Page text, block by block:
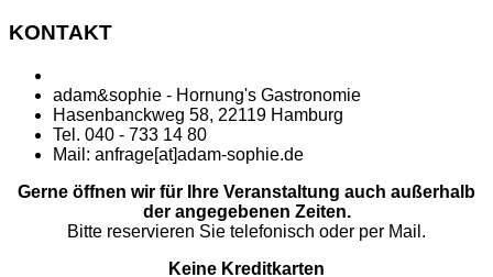
KONTAKT
adam&sophie - Hornung's Gastronomie
Hasenbanckweg 58, 22119 Hamburg
Tel. 040 - 733 14 80
Mail: anfrage[at]adam-sophie.de
Gerne öffnen wir für Ihre Veranstaltung auch außerhalb
der angegebenen Zeiten.
Bitte reservieren Sie telefonisch oder per Mail.
Keine Kreditkarten